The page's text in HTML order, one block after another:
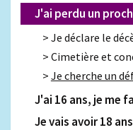
J'ai perdu un
Je déclare le
Cimetière et
Je cherche un
J'ai 16 ans, je me
Je vais avoir 18 ans